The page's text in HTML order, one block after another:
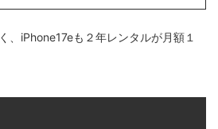
、iPhone17eも２年レンタルが月額１